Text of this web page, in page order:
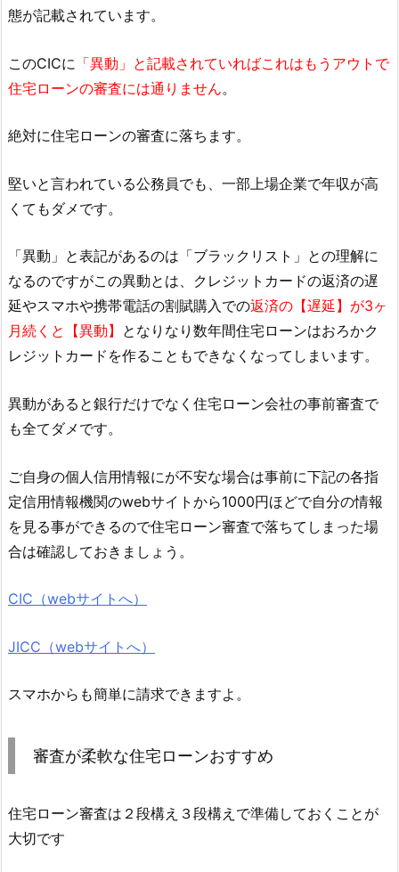
態が記載されています。
このCICに 「異動」と記載されていればこれはもうアウトで
住宅ローンの審査には通りません。
絶対に住宅ローンの審査に落ちます。
堅いと言われている公務員でも、一部上場企業で年収が高
くてもダメです。
「異動」と表記があるのは「ブラックリスト」との理解に
なるのですがこの異動とは、クレジットカードの返済の遅
延やスマホや携帯電話の割賦購入での返済の【遅延】が3ヶ
月続くと【異動】 となりなり数年間住宅ローンはおろかク
レジットカードを作ることもできなくなってしまいます。
異動があると銀行だけでなく住宅ローン会社の事前審査で
も全てダメです。
ご自身の個人信用情報にが不安な場合は事前に下記の各指
定信用情報機関のwebサイトから1000円ほどで自分の情報
を見る事ができるので住宅ローン審査で落ちてしまった場
合は確認しておきましょう。
CIC（webサイトへ）
JICC（webサイトへ）
スマホからも簡単に請求できますよ。
審査が柔軟な住宅ローンおすすめ
住宅ローン審査は２段構え３段構えで準備しておくことが
大切です